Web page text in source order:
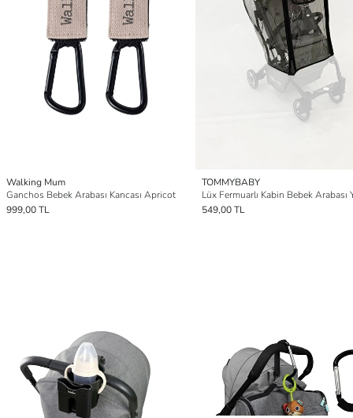
Walking Mum
Ganchos Bebek Arabası Kancası Apricot
999,00 TL
TOMMYBABY
549,00 TL